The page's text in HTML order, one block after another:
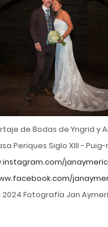
de Bodas de Yngrid y
Periques Siglo XIII -
Fotografía Jan